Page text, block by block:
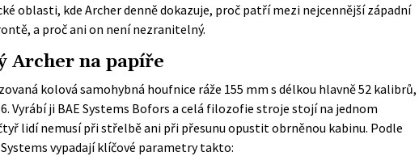
oblasti, kde Archer denně dokazuje, proč patří mezi nejcennější západní
a proč ani on není nezranitelný.
Archer na papíře
kolová samohybná houfnice ráže 155 mm s délkou hlavně 52 kalibrů,
Vyrábí ji BAE Systems Bofors a celá filozofie stroje stojí na jednom
lidí nemusí při střelbě ani při přesunu opustit obrněnou kabinu. Podle
vypadají klíčové parametry takto: